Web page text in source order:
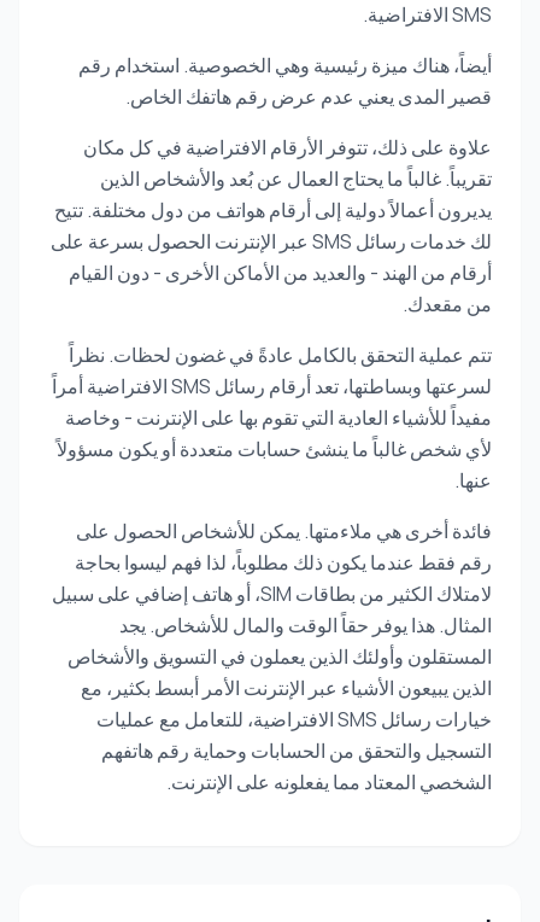
SMS الافتراضية.
أيضاً، هناك ميزة رئيسية وهي الخصوصية. استخدام رقم
قصير المدى يعني عدم عرض رقم هاتفك الخاص.
علاوة على ذلك، تتوفر الأرقام الافتراضية في كل مكان
تقريباً. غالباً ما يحتاج العمال عن بُعد والأشخاص الذين
يديرون أعمالاً دولية إلى أرقام هواتف من دول مختلفة. تتيح
لك خدمات رسائل SMS عبر الإنترنت الحصول بسرعة على
أرقام من الهند - والعديد من الأماكن الأخرى - دون القيام
من مقعدك.
تتم عملية التحقق بالكامل عادةً في غضون لحظات. نظراً
لسرعتها وبساطتها، تعد أرقام رسائل SMS الافتراضية أمراً
مفيداً للأشياء العادية التي تقوم بها على الإنترنت - وخاصة
لأي شخص غالباً ما ينشئ حسابات متعددة أو يكون مسؤولاً
عنها.
فائدة أخرى هي ملاءمتها. يمكن للأشخاص الحصول على
رقم فقط عندما يكون ذلك مطلوباً، لذا فهم ليسوا بحاجة
لامتلاك الكثير من بطاقات SIM، أو هاتف إضافي على سبيل
المثال. هذا يوفر حقاً الوقت والمال للأشخاص. يجد
المستقلون وأولئك الذين يعملون في التسويق والأشخاص
الذين يبيعون الأشياء عبر الإنترنت الأمر أبسط بكثير، مع
خيارات رسائل SMS الافتراضية، للتعامل مع عمليات
التسجيل والتحقق من الحسابات وحماية رقم هاتفهم
الشخصي المعتاد مما يفعلونه على الإنترنت.